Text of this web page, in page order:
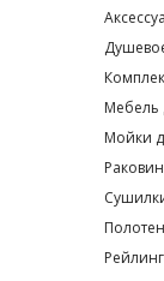
Мебель
Мойки